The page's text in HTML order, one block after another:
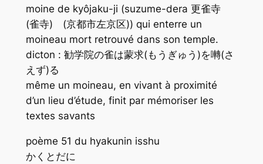
moine de kyôjaku-ji (suzume-dera 更雀寺
(雀寺) (京都市左京区)) qui enterre un
moineau mort retrouvé dans son temple.
dicton : 勧学院の雀は蒙求(もうぎゅう)を囀(さ
えず)る
même un moineau, en vivant à proximité
d’un lieu d’étude, finit par mémoriser les
textes savants
poème 51 du hyakunin isshu
かくとだに